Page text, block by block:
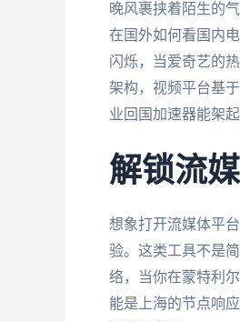
晚风裹挟着陌生的
在国外如何看国内
闪烁，当爱奇艺的
架构，视频平台基
业回国加速器能架
解锁流
想象打开流媒体平
验。这类工具不是
络，当你在蒙特利
能是上海的节点响